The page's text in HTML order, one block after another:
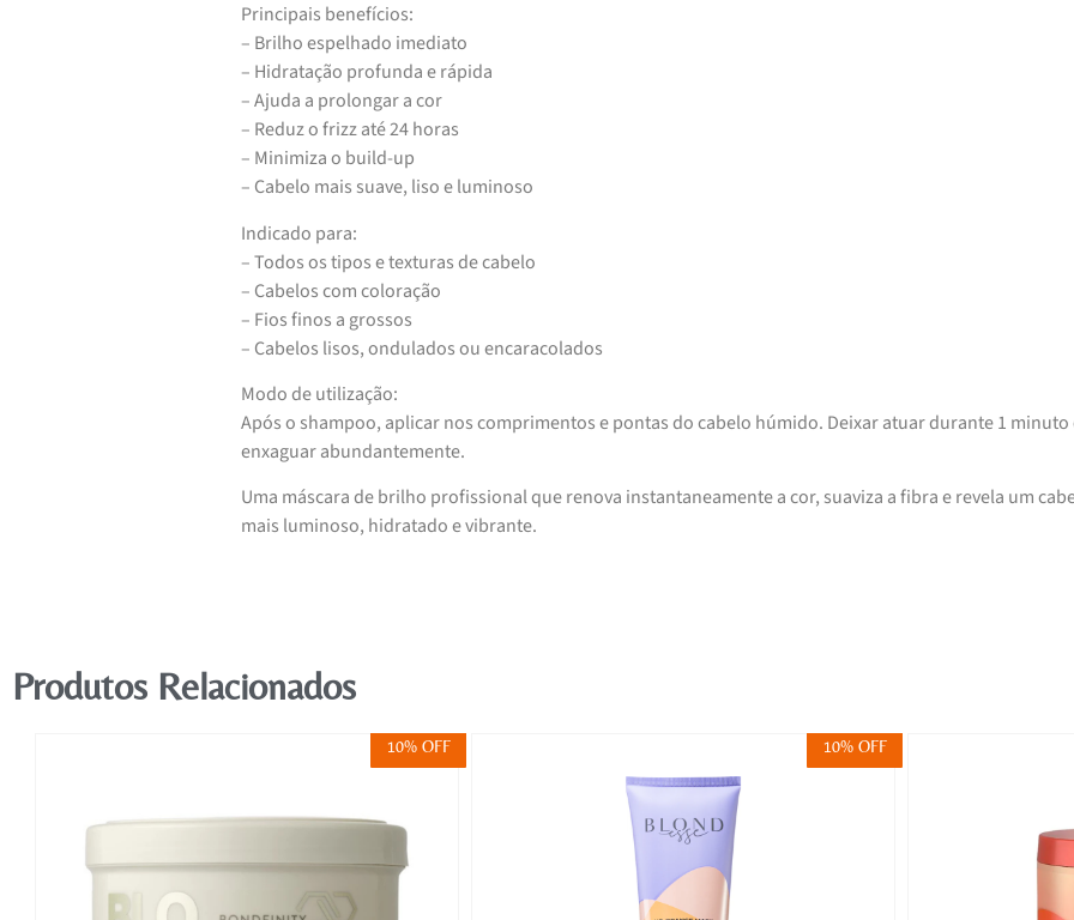
Principais benefícios:
– Brilho espelhado imediato
– Hidratação profunda e rápida
– Ajuda a prolongar a cor
– Reduz o frizz até 24 horas
– Minimiza o build-up
– Cabelo mais suave, liso e luminoso
Indicado para:
– Todos os tipos e texturas de cabelo
– Cabelos com coloração
– Fios finos a grossos
– Cabelos lisos, ondulados ou encaracolados
Modo de utilização:
Após o shampoo, aplicar nos comprimentos e pontas do cabelo húmido. Deixar atuar durante 1 minuto
enxaguar abundantemente.
Uma máscara de brilho profissional que renova instantaneamente a cor, suaviza a fibra e revela um
mais luminoso, hidratado e vibrante.
Produtos Relacionados
10% OFF 10% OFF